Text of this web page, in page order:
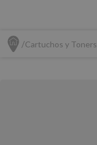
Cartuchos y Toners